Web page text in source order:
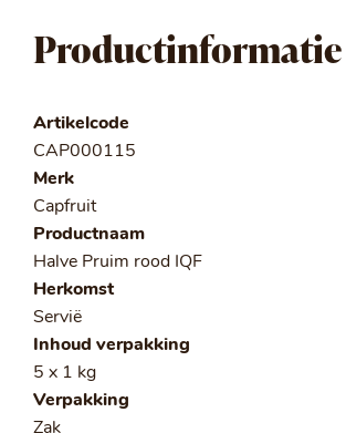
Productinformatie
Artikelcode
CAP000115
Merk
Capfruit
Productnaam
Halve Pruim rood IQF
Herkomst
Servië
Inhoud verpakking
5 x 1 kg
Verpakking
Zak